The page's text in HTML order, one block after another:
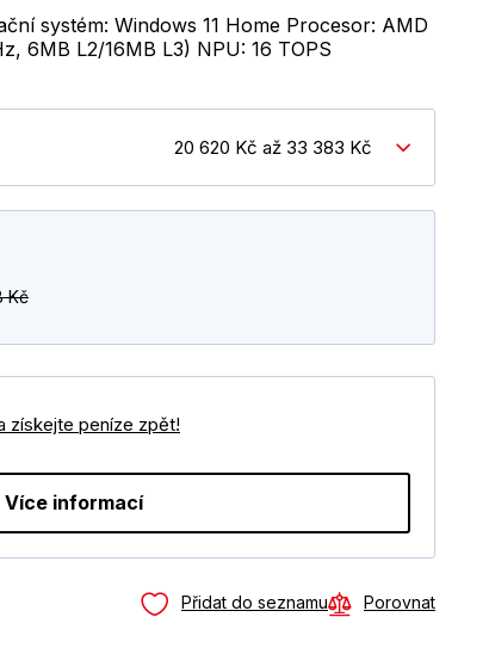
systém: Windows 11 Home Procesor: AMD
6MB L2/16MB L3) NPU: 16 TOPS
20 620 Kč až 33 383 Kč
Kč
získejte peníze zpět!
Více informací
Přidat do seznamu Porovnat